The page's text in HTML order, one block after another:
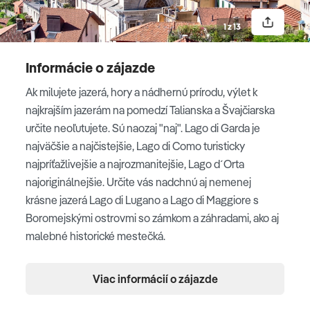
Como
Lago di Lugano
Lugano
3. deň
LAGO D´ORTA - LAGO MAGGIORE
zachovalo pozoruhodnú originálnosť. Znalci ho
považujú za najromantickejšie jazero z hornotalianskych
1 z 13
Informácie o zájazde
Ak milujete jazerá, hory a nádhernú prírodu, výlet k
najkrajším jazerám na pomedzí Talianska a Švajčiarska
určite neoľutujete. Sú naozaj "naj". Lago di Garda je
najväčšie a najčistejšie, Lago di Como turisticky
najpríťažlivejšie a najrozmanitejšie, Lago d´Orta
najoriginálnejšie. Určite vás nadchnú aj nemenej
krásne jazerá Lago di Lugano a Lago di Maggiore s
Boromejskými ostrovmi so zámkom a záhradami, ako aj
malebné historické mestečká.
Viac informácií o zájazde